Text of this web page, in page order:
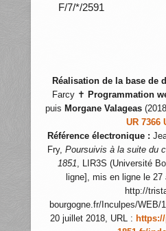
F/7/*/2591
Réalisation de la base de
Farcy ✝ Programmation
puis Morgane Valageas
UR 7366
Référence électronique :
Fry, Poursuivis à la suite du
1851, LIR3S (Université
ligne], mis en ligne le 27
http://
bourgogne.fr/Inculpes/WEB/
20 juillet 2018, URL :